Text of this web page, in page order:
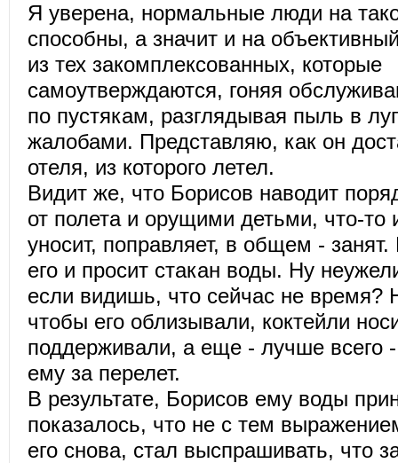
Я уверена, нормальные люди на
способны, а значит и на
из тех закомплексованных, которые
самоутверждаются, гоняя
по пустякам, разглядывая пыль в
жалобами. Представляю, как он
отеля, из которого летел.
Видит же, что Борисов наводит
от полета и орущими детьми, что-то
уносит, поправляет, в общем -
его и просит стакан воды. Ну
если видишь, что сейчас не время?
чтобы его облизывали, коктейли
поддерживали, а еще - лучше всего
ему за перелет.
В результате, Борисов ему воды
показалось, что не с тем
его снова, стал выспрашивать, что